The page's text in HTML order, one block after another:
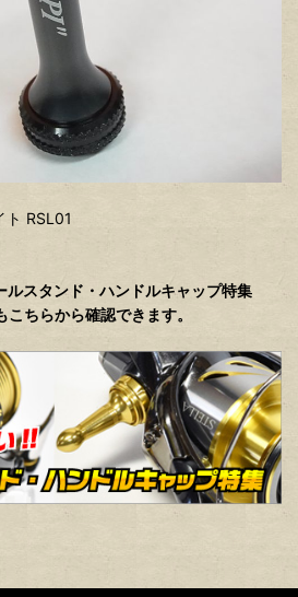
RSL01
スタンド・ハンドルキャップ特集
ちらから確認できます。